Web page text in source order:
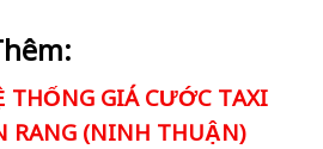
GIÁ CƯỚC TAXI
RANG (NINH THUẬN)